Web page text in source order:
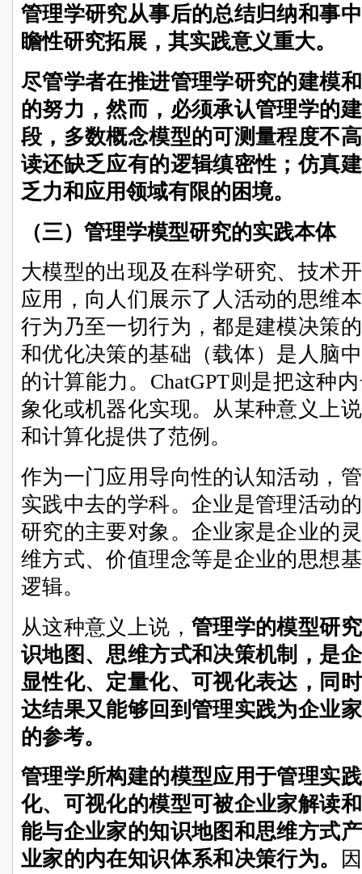
管理学研究从事后的总结归纳和事
瞻性研究拓展，其实践意义重大。
尽管学者在推进管理学研究的建模
的努力，然而，必须承认管理学的
段，多数概念模型的可测量程度不
读还缺乏应有的逻辑缜密性；仿真
乏力和应用领域有限的困境。
（三）管理学模型研究的实践本体
大模型的出现及在科学研究、技术
应用，向人们展示了人活动的思维
行为乃至一切行为，都是建模决策
和优化决策的基础（载体）是人脑
的计算能力。ChatGPT则是把这种
象化或机器化实现。从某种意义上
和计算化提供了范例。
作为一门应用导向性的认知活动，
实践中去的学科。企业是管理活动
研究的主要对象。企业家是企业的
维方式、价值理念等是企业的思想
逻辑。
从这种意义上说， 管理学的模型研
识地图、思维方式和决策机制，是
显性化、定量化、可视化表达，同
达结果又能够回到管理实践为企业
的参考。
管理学所构建的模型应用于管理实
化、可视化的模型可被企业家解读
能与企业家的知识地图和思维方式
业家的内在知识体系和决策行为。